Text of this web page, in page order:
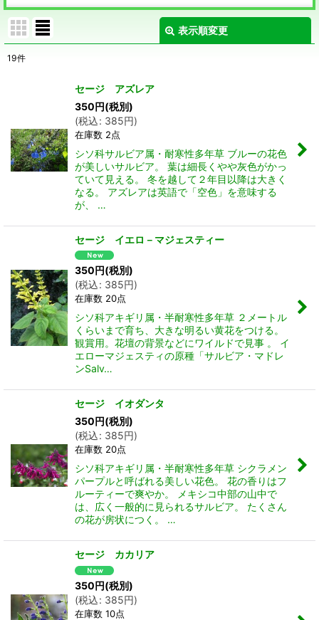
表示順変更
並び順:
絞り込む
19件
セージ アズレア
350円(税別)
(税込: 385円)
在庫数 2点
シソ科サルビア属・耐寒性多年草 ブルーの花色
が美しいサルビア。 葉は細長くやや灰色がかっ
ていて見える。 冬を越して２年目以降は大きく
なる。 アズレアは英語で「空色」を意味する
が、 …
セージ イエロ－マジェスティー
350円(税別)
(税込: 385円)
在庫数 20点
シソ科アキギリ属・半耐寒性多年草 ２メートル
くらいまで育ち、大きな明るい黄花をつける。
観賞用。花壇の背景などにワイルドで見事 。 イ
エローマジェスティの原種「サルビア・マドレ
ンSalv…
セージ イオダンタ
350円(税別)
(税込: 385円)
在庫数 20点
シソ科アキギリ属・半耐寒性多年草 シクラメン
パープルと呼ばれる美しい花色。 花の香りはフ
ルーティーで爽やか。 メキシコ中部の山中で
は、広く一般的に見られるサルビア。 たくさん
の花が房状につく。 …
セージ カカリア
350円(税別)
(税込: 385円)
在庫数 10点